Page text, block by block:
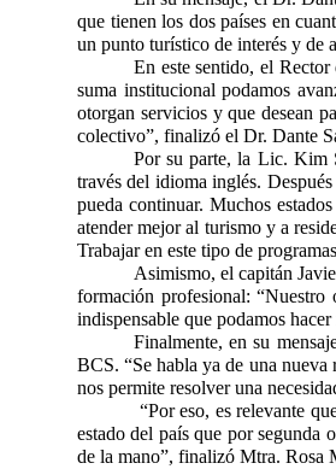
que tienen los dos países en
un punto turístico de interés y de
En este sentido, el
suma institucional podamos
otorgan servicios y que desean
colectivo”, finalizó el Dr. Dante
Por su parte, la Lic. Kim
través del idioma inglés.
pueda continuar. Muchos
atender mejor al turismo y a
Trabajar en este tipo de
Asimismo, el capitán
formación profesional: “Nuestro
indispensable que podamos
Finalmente, en su
BCS. “Se habla ya de una
nos permite resolver una
“Por eso, es relevante
estado del país que por segunda
de la mano”, finalizó Mtra. Rosa